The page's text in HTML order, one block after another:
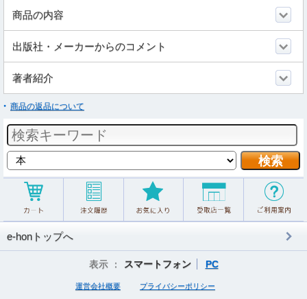
商品の内容
出版社・メーカーからのコメント
著者紹介
商品の返品について
e-honトップへ
表示 ： スマートフォン PC
運営会社概要 プライバシーポリシー